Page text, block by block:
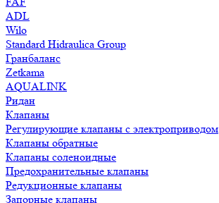
ADL
Wilo
Standard Hidraulica Group
Гранбаланс
Zetkama
AQUALINK
Ридан
Клапаны
Регулирующие клапаны с электроприводом
Клапаны обратные
Клапаны соленоидные
Предохранительные клапаны
Редукционные клапаны
Запорные клапаны